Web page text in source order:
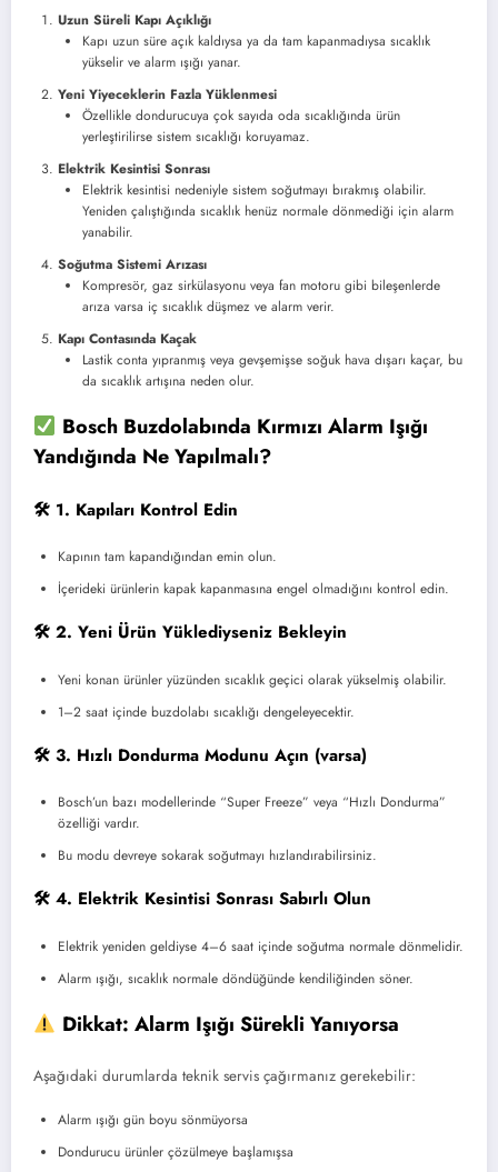
Uzun Süreli Kapı Açıklığı
Kapı uzun süre açık kaldıysa ya da tam kapanmadıysa sıcaklık
yükselir ve alarm ışığı yanar.
Yeni Yiyeceklerin Fazla Yüklenmesi
Özellikle dondurucuya çok sayıda oda sıcaklığında ürün
yerleştirilirse sistem sıcaklığı koruyamaz.
Elektrik Kesintisi Sonrası
Elektrik kesintisi nedeniyle sistem soğutmayı bırakmış olabilir.
Yeniden çalıştığında sıcaklık henüz normale dönmediği için alarm
yanabilir.
Soğutma Sistemi Arızası
Kompresör, gaz sirkülasyonu veya fan motoru gibi bileşenlerde
arıza varsa iç sıcaklık düşmez ve alarm verir.
Kapı Contasında Kaçak
Lastik conta yıpranmış veya gevşemişse soğuk hava dışarı kaçar, bu
da sıcaklık artışına neden olur.
Bosch Buzdolabında Kırmızı Alarm Işığı
Yandığında Ne Yapılmalı?
🛠 1. Kapıları Kontrol Edin
Kapının tam kapandığından emin olun.
İçerideki ürünlerin kapak kapanmasına engel olmadığını kontrol edin.
🛠 2. Yeni Ürün Yüklediyseniz Bekleyin
Yeni konan ürünler yüzünden sıcaklık geçici olarak yükselmiş olabilir.
1–2 saat içinde buzdolabı sıcaklığı dengeleyecektir.
🛠 3. Hızlı Dondurma Modunu Açın (varsa)
Bosch’un bazı modellerinde “Super Freeze” veya “Hızlı Dondurma”
özelliği vardır.
Bu modu devreye sokarak soğutmayı hızlandırabilirsiniz.
🛠 4. Elektrik Kesintisi Sonrası Sabırlı Olun
Elektrik yeniden geldiyse 4–6 saat içinde soğutma normale dönmelidir.
Alarm ışığı, sıcaklık normale döndüğünde kendiliğinden söner.
Dikkat: Alarm Işığı Sürekli Yanıyorsa
Aşağıdaki durumlarda teknik servis çağırmanız gerekebilir:
Alarm ışığı gün boyu sönmüyorsa
Dondurucu ürünler çözülmeye başlamışsa